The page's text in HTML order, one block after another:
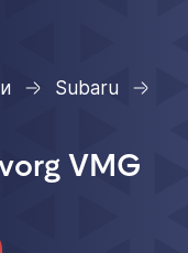
Subaru
VMG